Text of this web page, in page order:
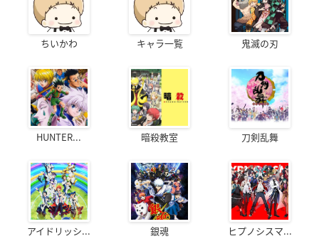
ちいかわ キャラ一覧 鬼滅の刃
HUNTER... 暗殺教室 刀剣乱舞
アイドリッシ... 銀魂 ヒプノシスマ...